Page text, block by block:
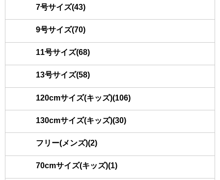
7号サイズ(43)
9号サイズ(70)
11号サイズ(68)
13号サイズ(58)
120cmサイズ(キッズ)(106)
130cmサイズ(キッズ)(30)
フリー(メンズ)(2)
70cmサイズ(キッズ)(1)